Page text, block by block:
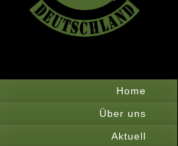
Home
Über uns
Aktuell